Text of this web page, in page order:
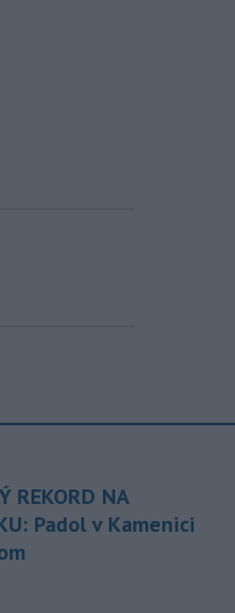
REKORD NA
Padol v Kamenici